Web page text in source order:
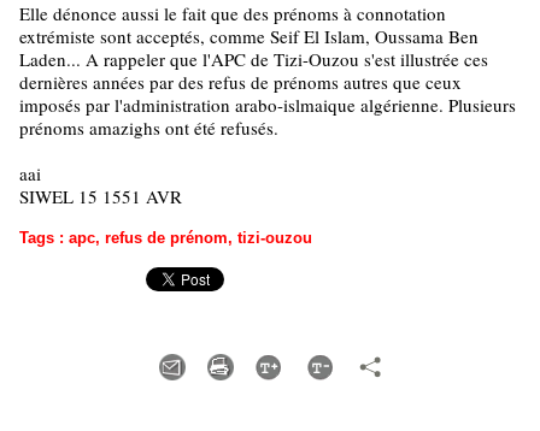
Elle dénonce aussi le fait que des prénoms à connotation
extrémiste sont acceptés, comme Seif El Islam, Oussama Ben
Laden... A rappeler que l'APC de Tizi-Ouzou s'est illustrée ces
dernières années par des refus de prénoms autres que ceux
imposés par l'administration arabo-islmaique algérienne. Plusieurs
prénoms amazighs ont été refusés.
aai
SIWEL 15 1551 AVR
Tags : apc, refus de prénom, tizi-ouzou